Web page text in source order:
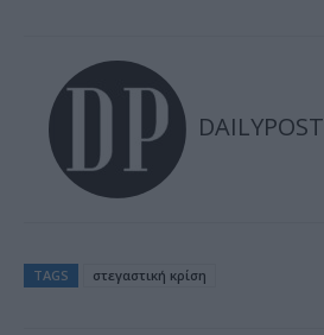
DAILYPOST
TAGS στεγαστική κρίση